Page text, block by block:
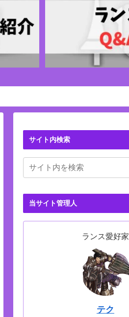
サイト内検索
当サイト管理人
ランス愛好家
テク